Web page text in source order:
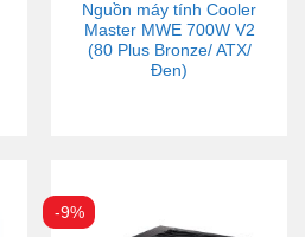
Nguồn máy tính Cooler
Master MWE 700W V2
(80 Plus Bronze/ ATX/
Đen)
-9%